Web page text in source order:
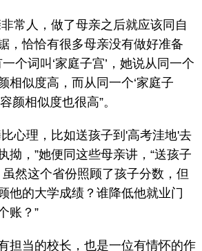
人，做了母亲之后就应该同自
，恰恰有很多母亲没有做好准备
一个词叫‘家庭子宫’，她说从同一个
相似度高，而从同一个‘家庭子
颜相似度也很高”。
理，比如送孩子到'高考洼地'去
拗，”她便同这些母亲讲，“送孩子
虽然这个省份照顾了孩子分数，但
他的大学成绩？谁降低他就业门
账？”
当的校长，也是一位有情怀的作